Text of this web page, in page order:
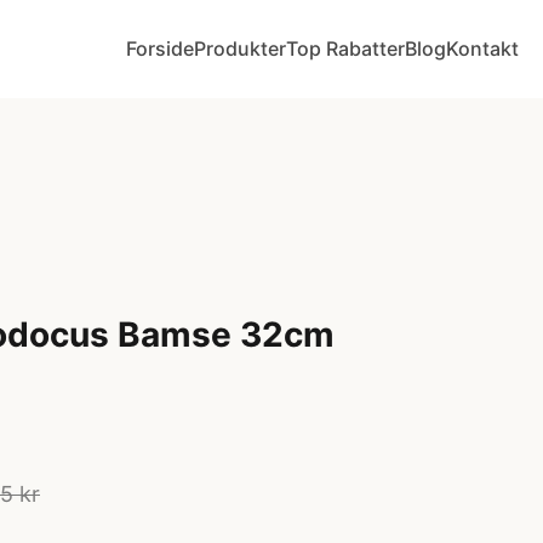
ForsideProdukterTop RabatterBlogKontakt
Bamse 32cm
kr